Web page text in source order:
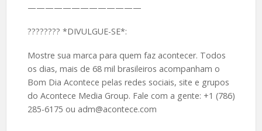
—————————————
????️???? *DIVULGUE-SE*:
Mostre sua marca para quem faz acontecer. Todos
os dias, mais de 68 mil brasileiros acompanham o
Bom Dia Acontece pelas redes sociais, site e grupos
do Acontece Media Group. Fale com a gente: +1 (786)
285-6175 ou adm@acontece.com